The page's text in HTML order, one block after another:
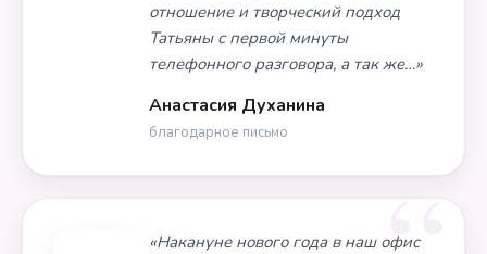
отношение и творческий подход
Татьяны с первой минуты
телефонного разговора, а так же…»
Анастасия Духанина
благодарное письмо
«Накануне нового года в наш офис